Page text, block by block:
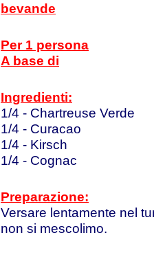
bevande
Per 1 persona
A base di
Ingredienti:
1/4 - Chartreuse Verde
1/4 - Curacao
1/4 - Kirsch
1/4 - Cognac
Preparazione:
Versare lentamente nel
non si mescolimo.